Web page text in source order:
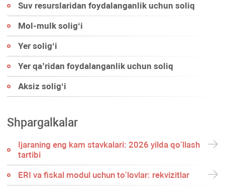
Suv resurslaridan foydalanganlik uchun soliq
Mol-mulk soligʻi
Yer soligʻi
Yer qa’ridan foydalanganlik uchun soliq
Aksiz soligʻi
Shpargalkalar
Ijaraning eng kam stavkalari: 2026 yilda qoʻllash
tartibi
ERI va fiskal modul uchun toʻlovlar: rekvizitlar